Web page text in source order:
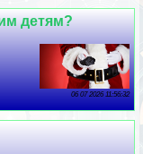
детям?
06 07 2026 11:56:32